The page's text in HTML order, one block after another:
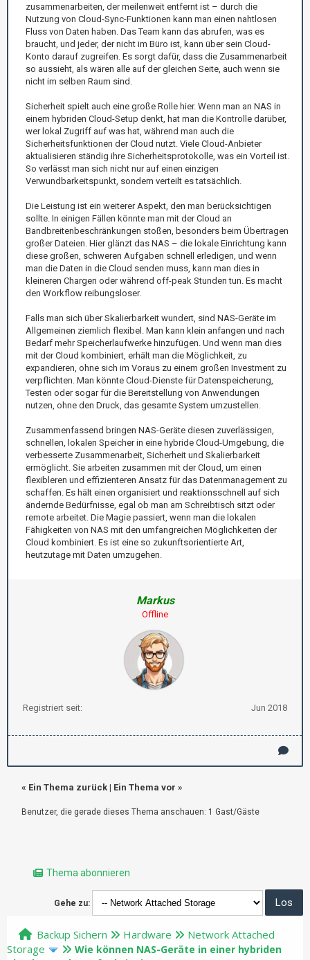
zusammenarbeiten, der meilenweit entfernt ist – durch die
Nutzung von Cloud-Sync-Funktionen kann man einen nahtlosen
Fluss von Daten haben. Das Team kann das abrufen, was es
braucht, und jeder, der nicht im Büro ist, kann über sein Cloud-
Konto darauf zugreifen. Es sorgt dafür, dass die Zusammenarbeit
so aussieht, als wären alle auf der gleichen Seite, auch wenn sie
nicht im selben Raum sind.
Sicherheit spielt auch eine große Rolle hier. Wenn man an NAS in
einem hybriden Cloud-Setup denkt, hat man die Kontrolle darüber,
wer lokal Zugriff auf was hat, während man auch die
Sicherheitsfunktionen der Cloud nutzt. Viele Cloud-Anbieter
aktualisieren ständig ihre Sicherheitsprotokolle, was ein Vorteil ist.
So verlässt man sich nicht nur auf einen einzigen
Verwundbarkeitspunkt, sondern verteilt es tatsächlich.
Die Leistung ist ein weiterer Aspekt, den man berücksichtigen
sollte. In einigen Fällen könnte man mit der Cloud an
Bandbreitenbeschränkungen stoßen, besonders beim Übertragen
großer Dateien. Hier glänzt das NAS – die lokale Einrichtung kann
diese großen, schweren Aufgaben schnell erledigen, und wenn
man die Daten in die Cloud senden muss, kann man dies in
kleineren Chargen oder während off-peak Stunden tun. Es macht
den Workflow reibungsloser.
Falls man sich über Skalierbarkeit wundert, sind NAS-Geräte im
Allgemeinen ziemlich flexibel. Man kann klein anfangen und nach
Bedarf mehr Speicherlaufwerke hinzufügen. Und wenn man dies
mit der Cloud kombiniert, erhält man die Möglichkeit, zu
expandieren, ohne sich im Voraus zu einem großen Investment zu
verpflichten. Man könnte Cloud-Dienste für Datenspeicherung,
Testen oder sogar für die Bereitstellung von Anwendungen
nutzen, ohne den Druck, das gesamte System umzustellen.
Zusammenfassend bringen NAS-Geräte diesen zuverlässigen,
schnellen, lokalen Speicher in eine hybride Cloud-Umgebung, die
verbesserte Zusammenarbeit, Sicherheit und Skalierbarkeit
ermöglicht. Sie arbeiten zusammen mit der Cloud, um einen
flexibleren und effizienteren Ansatz für das Datenmanagement zu
schaffen. Es hält einen organisiert und reaktionsschnell auf sich
ändernde Bedürfnisse, egal ob man am Schreibtisch sitzt oder
remote arbeitet. Die Magie passiert, wenn man die lokalen
Fähigkeiten von NAS mit den umfangreichen Möglichkeiten der
Cloud kombiniert. Es ist eine so zukunftsorientierte Art,
heutzutage mit Daten umzugehen.
Markus
Offline
Registriert seit: Jun 2018
« Ein Thema zurück | Ein Thema vor »
Benutzer, die gerade dieses Thema anschauen: 1 Gast/Gäste
Thema abonnieren
Gehe zu:
Backup Sichern Hardware
Network Attached
Storage
Wie können NAS-Geräte in einer hybriden